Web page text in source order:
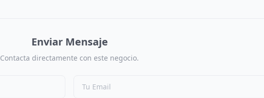
Enviar Mensaje
Contacta directamente con este negocio.